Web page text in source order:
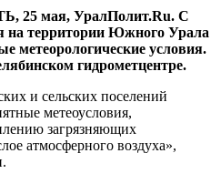
мая, УралПолит.Ru. С
на территории Южного Урала
метеорологические условия.
гидрометцентре.
и сельских поселений
метеоусловия,
загрязняющих
атмосферного воздуха»,